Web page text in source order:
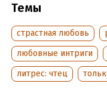
Темы
страстная любовь
любовные интриги
литрес: чтец